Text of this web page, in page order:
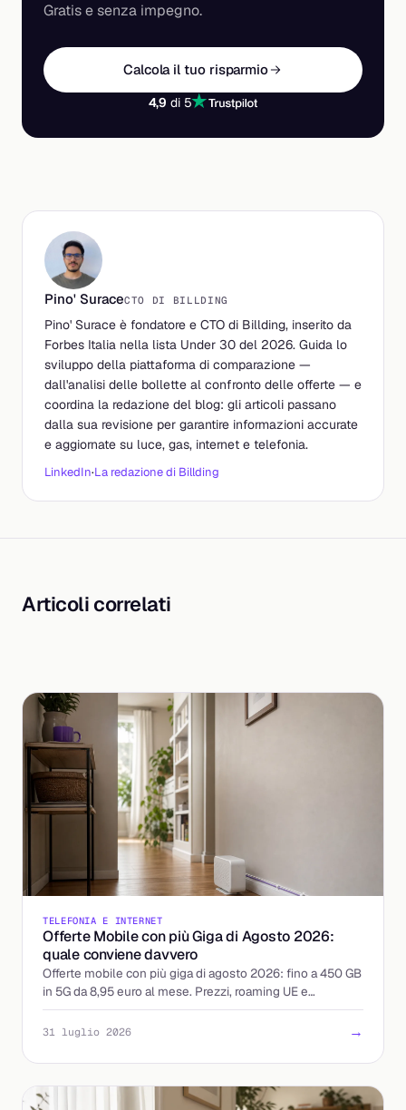
Gratis e senza impegno.
Calcola il tuo risparmio
4,9 di 5
Pino' SuraceCTO DI BILLDING
Pino' Surace è fondatore e CTO di Billding, inserito da
Forbes Italia nella lista Under 30 del 2026. Guida lo
sviluppo della piattaforma di comparazione —
dall'analisi delle bollette al confronto delle offerte — e
coordina la redazione del blog: gli articoli passano
dalla sua revisione per garantire informazioni accurate
e aggiornate su luce, gas, internet e telefonia.
LinkedIn·La redazione di Billding
Articoli correlati
TELEFONIA E INTERNET
Offerte Mobile con più Giga di Agosto 2026:
quale conviene davvero
Offerte mobile con più giga di agosto 2026: fino a 450 GB
in 5G da 8,95 euro al mese. Prezzi, roaming UE e
attivazione a confronto, con il costo reale per giga.
31 luglio 2026 →